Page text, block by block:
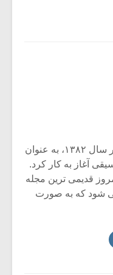
مجله آنلاین «گفتگوی هارمونیک» در سال ۱۳۸۲، به عنوان
آغاز به کار کرد.
قدیمی ترین مجله
شود که به صورت